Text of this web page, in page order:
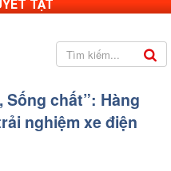
TẬT
chất”: Hàng
nghiệm xe điện